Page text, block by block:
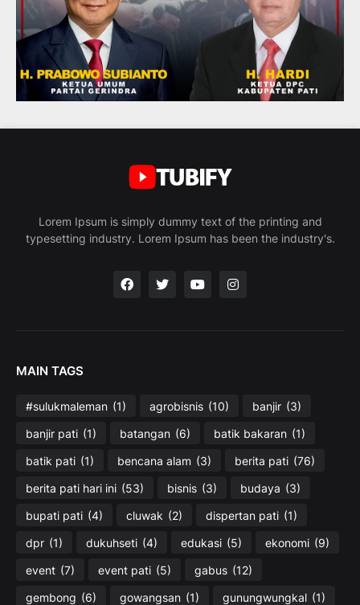
Lorem Ipsum is simply dummy text of the printing and
typesetting industry. Lorem Ipsum has been the industry's.
MAIN TAGS
#sulukmaleman (1) agrobisnis (10) banjir (3)
banjir pati (1) batangan (6) batik bakaran (1)
batik pati (1) bencana alam (3) berita pati (76)
berita pati hari ini (53) bisnis (3) budaya (3)
bupati pati (4) cluwak (2) dispertan pati (1)
dpr (1) dukuhseti (4) edukasi (5) ekonomi (9)
event (7) event pati (5) gabus (12)
gembong (6) gowangsan (1) gunungwungkal (1)